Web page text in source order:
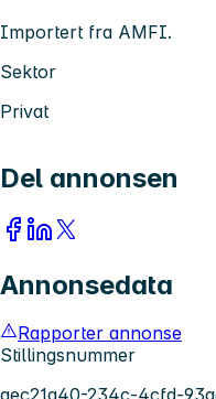
Importert fra AMFI.
Sektor
Privat
Del annonsen
Annonsedata
Rapporter annonse
Stillingsnummer